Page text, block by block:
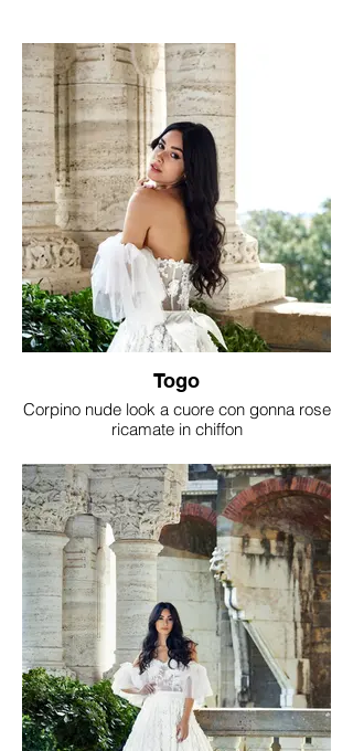
Togo
Corpino nude look a cuore con gonna rose
ricamate in chiffon